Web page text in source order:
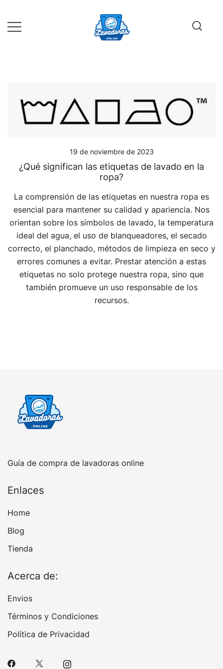
contenido
19 de noviembre de 2023
¿Qué significan las etiquetas de lavado en la
ropa?
La comprensión de las etiquetas en nuestra ropa es
esencial para mantener su calidad y apariencia. Nos
orientan sobre los símbolos de lavado, la temperatura
ideal del agua, el uso de blanqueadores, el secado
correcto, el planchado, métodos de limpieza en seco y
errores comunes a evitar. Prestar atención a estas
etiquetas no solo protege nuestra ropa, sino que
también promueve un uso responsable de los
recursos.
Guía de compra de lavadoras online
Enlaces
Home
Blog
Tienda
Acerca de:
Envios
Términos y Condiciones
Política de Privacidad